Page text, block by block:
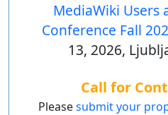
MediaWiki Users
Conference Fall
13, 2026,
Call for
Pleasesubmit your